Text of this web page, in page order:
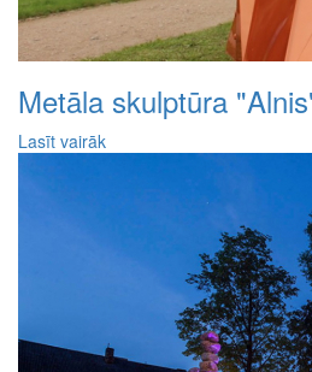
Metāla skulptūra
Lasīt vairāk